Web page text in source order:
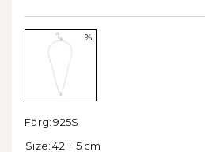
%
Färg: 925S
Size: 42 + 5 cm